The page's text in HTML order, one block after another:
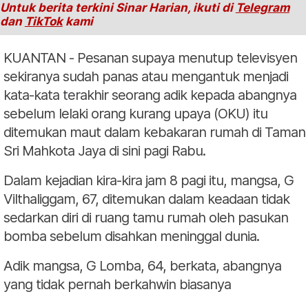
Untuk berita terkini Sinar Harian, ikuti di Telegram
dan TikTokkami
KUANTAN - Pesanan supaya menutup televisyen
sekiranya sudah panas atau mengantuk menjadi
kata-kata terakhir seorang adik kepada abangnya
sebelum lelaki orang kurang upaya (OKU) itu
ditemukan maut dalam kebakaran rumah di Taman
Sri Mahkota Jaya di sini pagi Rabu.
Dalam kejadian kira-kira jam 8 pagi itu, mangsa, G
Vilthaliggam, 67, ditemukan dalam keadaan tidak
sedarkan diri di ruang tamu rumah oleh pasukan
bomba sebelum disahkan meninggal dunia.
Adik mangsa, G Lomba, 64, berkata, abangnya
yang tidak pernah berkahwin biasanya